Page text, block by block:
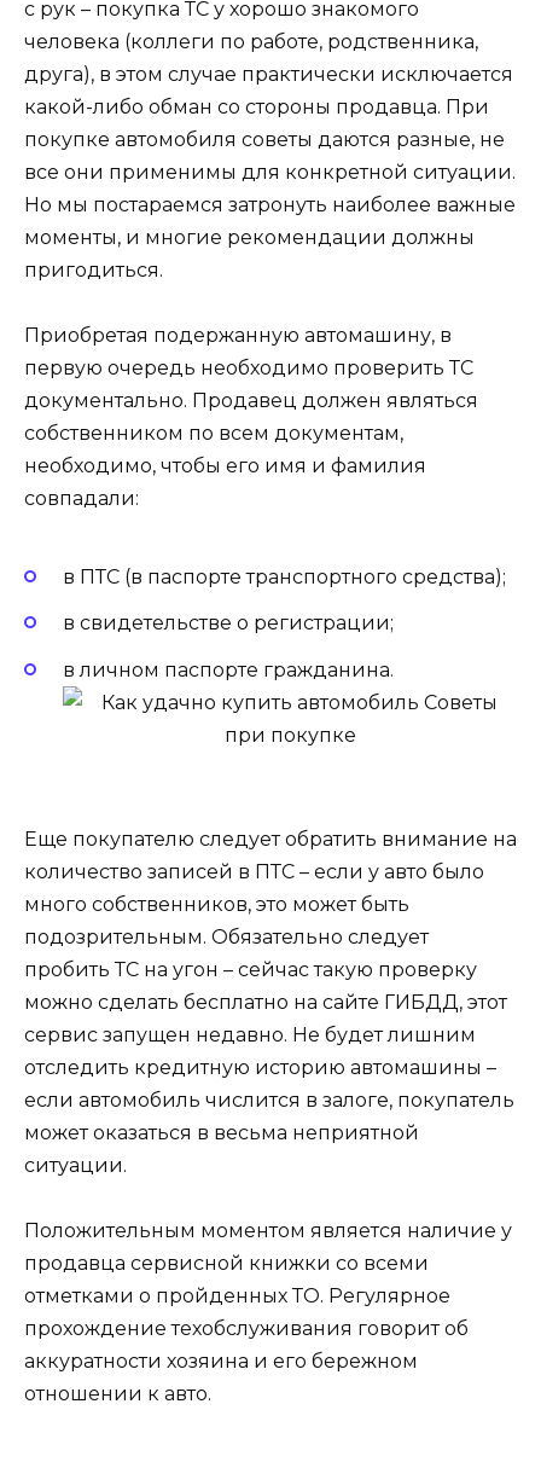
с рук – покупка ТС у хорошо знакомого
человека (коллеги по работе, родственника,
друга), в этом случае практически исключается
какой-либо обман со стороны продавца. При
покупке автомобиля советы даются разные, не
все они применимы для конкретной ситуации.
Но мы постараемся затронуть наиболее важные
моменты, и многие рекомендации должны
пригодиться.
Приобретая подержанную автомашину, в
первую очередь необходимо проверить ТС
документально. Продавец должен являться
собственником по всем документам,
необходимо, чтобы его имя и фамилия
совпадали:
в ПТС (в паспорте транспортного средства);
в свидетельстве о регистрации;
в личном паспорте гражданина.
Еще покупателю следует обратить внимание на
количество записей в ПТС – если у авто было
много собственников, это может быть
подозрительным. Обязательно следует
пробить ТС на угон – сейчас такую проверку
можно сделать бесплатно на сайте ГИБДД, этот
сервис запущен недавно. Не будет лишним
отследить кредитную историю автомашины –
если автомобиль числится в залоге, покупатель
может оказаться в весьма неприятной
ситуации.
Положительным моментом является наличие у
продавца сервисной книжки со всеми
отметками о пройденных ТО. Регулярное
прохождение техобслуживания говорит об
аккуратности хозяина и его бережном
отношении к авто.